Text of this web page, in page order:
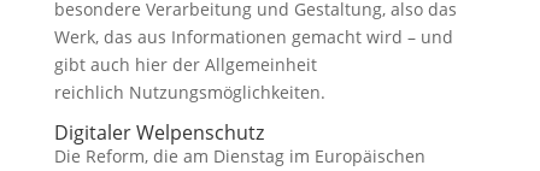
besondere Verarbeitung und Gestaltung, also das
Werk, das aus Informationen gemacht wird – und
gibt auch hier der Allgemeinheit
reichlich Nutzungsmöglichkeiten.
Digitaler Welpenschutz
Die Reform, die am Dienstag im Europäischen